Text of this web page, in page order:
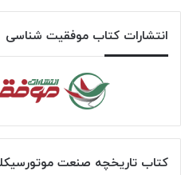
انتشارات کتاب موفقیت شناسی
کتاب تاریخچه صنعت